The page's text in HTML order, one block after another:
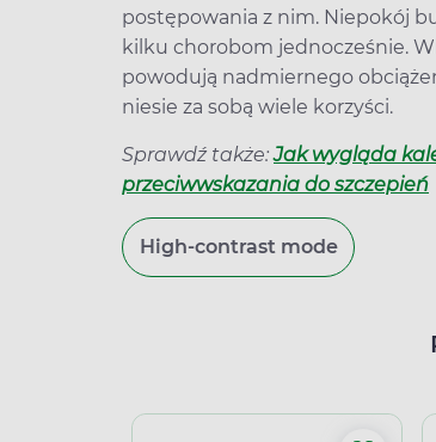
postępowania z nim. Niepokój
kilku chorobom jednocześnie.
powodują nadmiernego
niesie za sobą wiele korzyści.
Sprawdź także:Jak wygląda
przeciwwskazania do szczepień
High-contrast mode